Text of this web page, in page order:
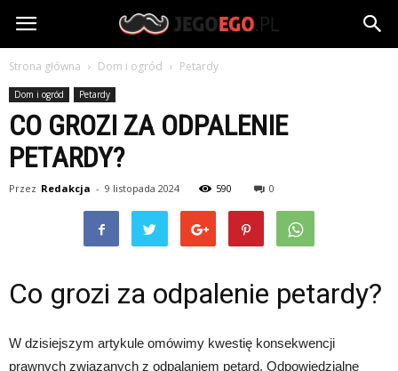
jegoego.pl
Strona główna Dom i ogród Petardy
Dom i ogród Petardy
CO GROZI ZA ODPALENIE
PETARDY?
Przez Redakcja - 9 listopada 2024 590 0
Co grozi za odpalenie petardy?
W dzisiejszym artykule omówimy kwestię konsekwencji
prawnych związanych z odpalaniem petard. Odpowiedzialne